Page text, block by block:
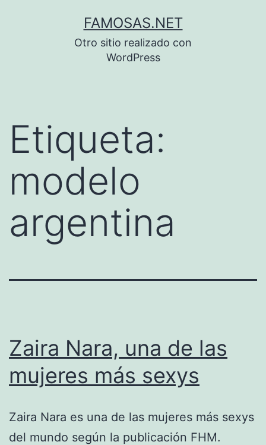
FAMOSAS.NET
Otro sitio realizado con
WordPress
Etiqueta:
modelo
argentina
Zaira Nara, una de las
mujeres más sexys
Zaira Nara es una de las mujeres más sexys
del mundo según la publicación FHM.